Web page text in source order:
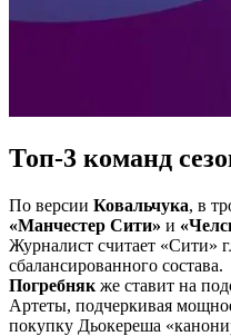
Топ-3 команд
По версии Ковальчука, в
«Манчестер Сити» и
Журналист считает «Сити»
сбалансированного состава.
Погребняк же ставит на
Артеты, подчеркивая
покупку Дьокереша